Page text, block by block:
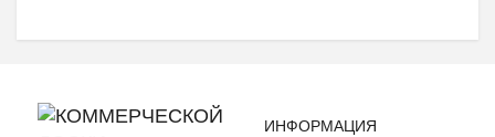
ИНФОРМАЦИЯ